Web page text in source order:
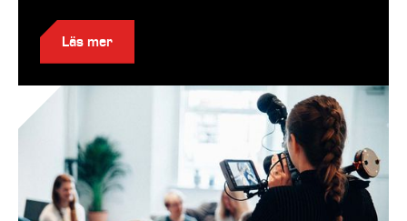
Läs mer